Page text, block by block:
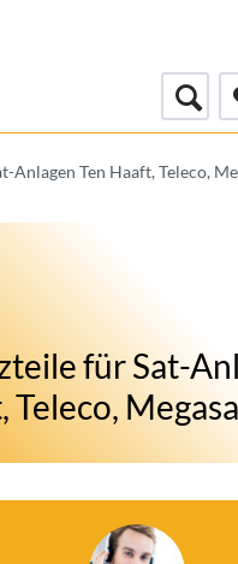
Anlagen Ten Haaft, Teleco,
für Sat-
Teleco,